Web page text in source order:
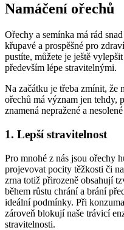
Namáčení ořechů
Ořechy a semínka má rád
křupavé a prospěšné pro
pustíte, můžete je ještě
především lépe stravitelnými.
Na začátku je třeba zmínit, že
ořechů má význam jen tehdy,
znamená nepražené a
1. Lepší stravitelnost
Pro mnohé z nás jsou ořechy
projevovat pocity těžkosti či
zrna totiž přirozeně obsahují
během růstu chrání a brání
ideální podmínky. Při
zároveň blokují naše trávicí
stravitelnosti.